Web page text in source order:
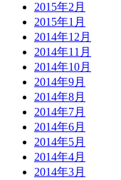
2015年2月
2015年1月
2014年12月
2014年11月
2014年10月
2014年9月
2014年8月
2014年7月
2014年6月
2014年5月
2014年4月
2014年3月